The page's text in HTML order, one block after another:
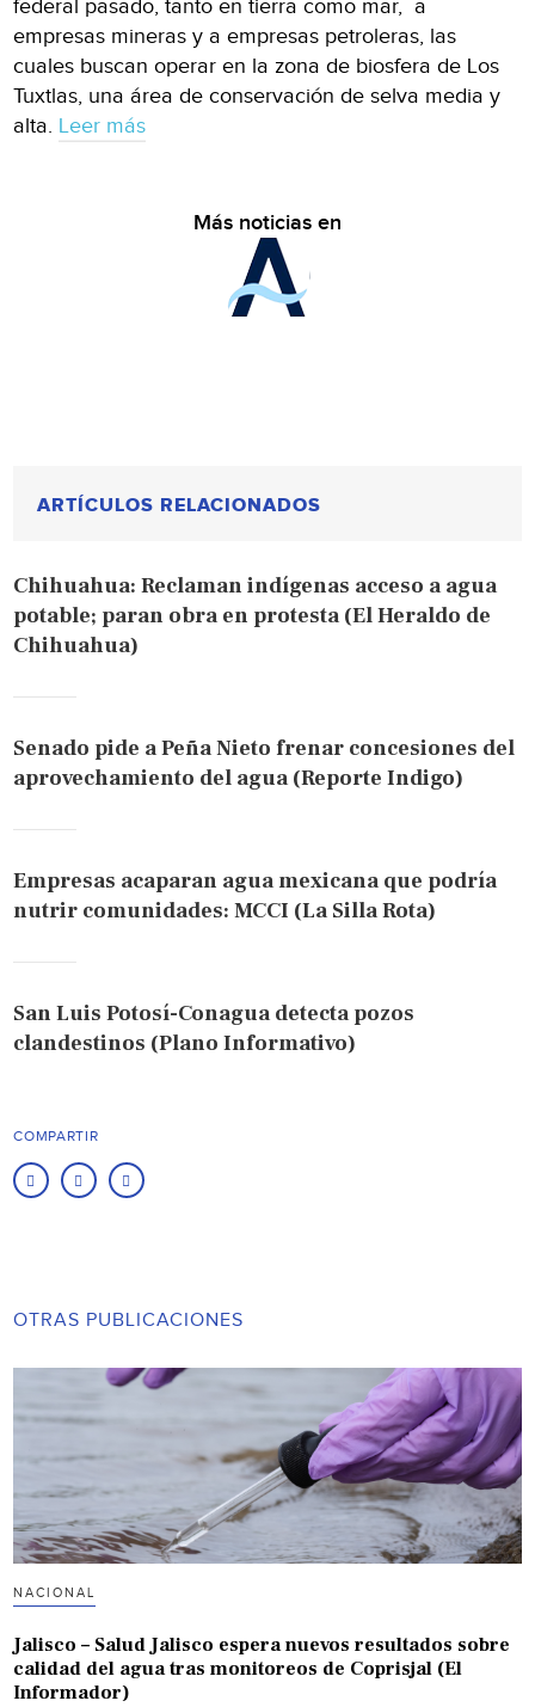
federal pasado, tanto en tierra como mar, a
empresas mineras y a empresas petroleras, las
cuales buscan operar en la zona de biosfera de Los
Tuxtlas, una área de conservación de selva media y
alta. Leer más
Más noticias en
ARTÍCULOS RELACIONADOS
Chihuahua: Reclaman indígenas acceso a agua
potable; paran obra en protesta (El Heraldo de
Chihuahua)
Senado pide a Peña Nieto frenar concesiones del
aprovechamiento del agua (Reporte Indigo)
Empresas acaparan agua mexicana que podría
nutrir comunidades: MCCI (La Silla Rota)
San Luis Potosí-Conagua detecta pozos
clandestinos (Plano Informativo)
COMPARTIR
OTRAS PUBLICACIONES
NACIONAL
Jalisco – Salud Jalisco espera nuevos resultados sobre
calidad del agua tras monitoreos de Coprisjal (El
Informador)